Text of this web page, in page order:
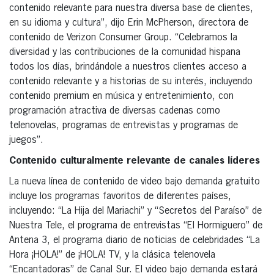
contenido relevante para nuestra diversa base de clientes,
en su idioma y cultura”, dijo Erin McPherson, directora de
contenido de Verizon Consumer Group. “Celebramos la
diversidad y las contribuciones de la comunidad hispana
todos los días, brindándole a nuestros clientes acceso a
contenido relevante y a historias de su interés, incluyendo
contenido premium en música y entretenimiento, con
programación atractiva de diversas cadenas como
telenovelas, programas de entrevistas y programas de
juegos”.
Contenido culturalmente relevante de canales líderes
La nueva línea de contenido de video bajo demanda gratuito
incluye los programas favoritos de diferentes países,
incluyendo: “La Hija del Mariachi” y “Secretos del Paraíso” de
Nuestra Tele, el programa de entrevistas “El Hormiguero” de
Antena 3, el programa diario de noticias de celebridades “La
Hora ¡HOLA!” de ¡HOLA! TV, y la clásica telenovela
“Encantadoras” de Canal Sur. El video bajo demanda estará